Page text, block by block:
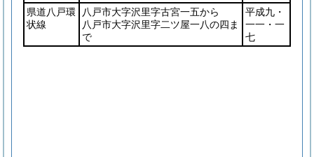
県道八戸環
状線
八戸市大字沢里字古宮一五から
八戸市大字沢里字二ツ屋一八の四ま
で
平成九・
一一・一
七